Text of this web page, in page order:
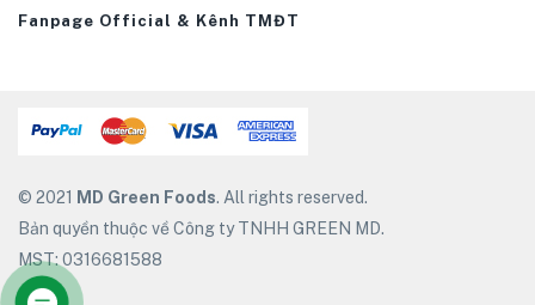
Fanpage Official & Kênh TMĐT
© 2021 MD Green Foods. All rights reserved.
Bản quyền thuộc về Công ty TNHH GREEN MD.
MST: 0316681588